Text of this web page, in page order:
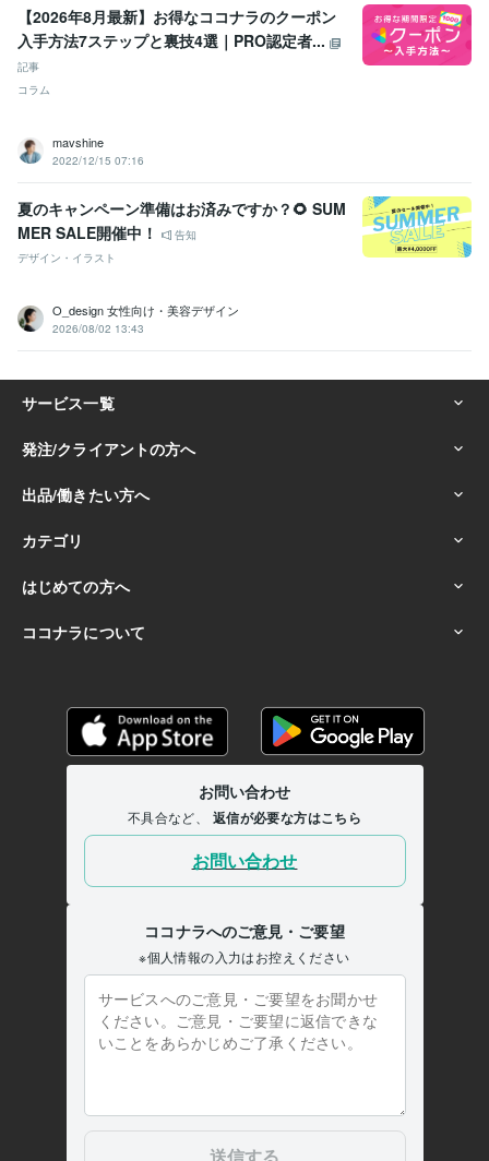
【2026年8月最新】お得なココナラのクーポン
入手方法7ステップと裏技4選｜PRO認定者...
記事
コラム
mavshine
2022/12/15 07:16
夏のキャンペーン準備はお済みですか？🌻 SUM
MER SALE開催中！
告知
デザイン・イラスト
O_design 女性向け・美容デザイン
2026/08/02 13:43